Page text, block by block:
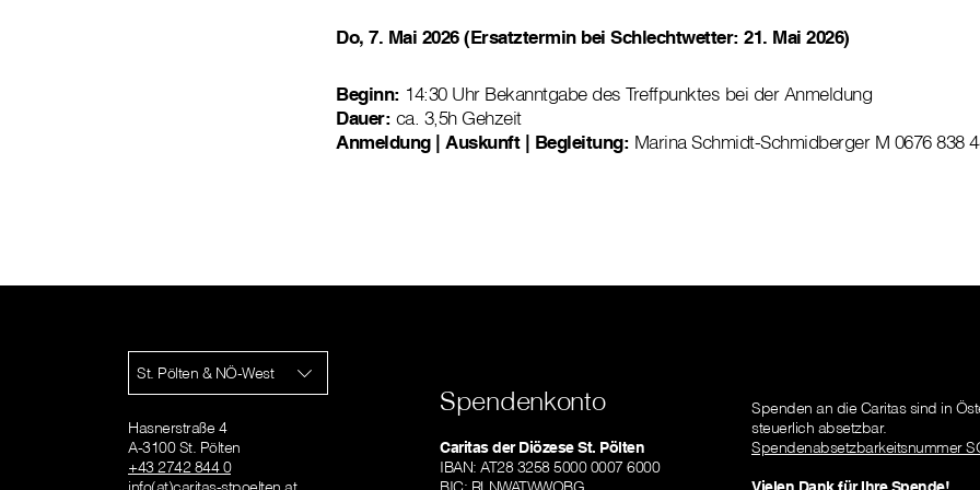
Do, 7. Mai 2026 (Ersatztermin bei Schlechtwetter: 21. Mai 2026)
Beginn: 14:30 Uhr Bekanntgabe des Treffpunktes bei der Anmeldung
Dauer: ca. 3,5h Gehzeit
Anmeldung | Auskunft | Begleitung: Marina Schmidt-Schmidberger M 0676 838
St. Pölten & NÖ-West
Hasnerstraße 4
A-3100 St. Pölten
+43 2742 844 0
Spendenkonto
Caritas der Diözese St. Pölten
IBAN: AT28 3258 5000 0007 6000
Spenden an die Caritas sind in
steuerlich absetzbar.
Spendenabsetzbarkeitsnummer